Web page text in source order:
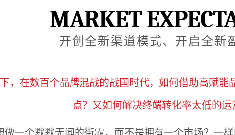
MARKET
开创全新渠道模式、开启全新
，在数百个品牌混战的战国时代，如何借助高赋
点？又如何解决终端转化率太低的运
做一个默默无闻的街霸，而不是拥有一个市场？一